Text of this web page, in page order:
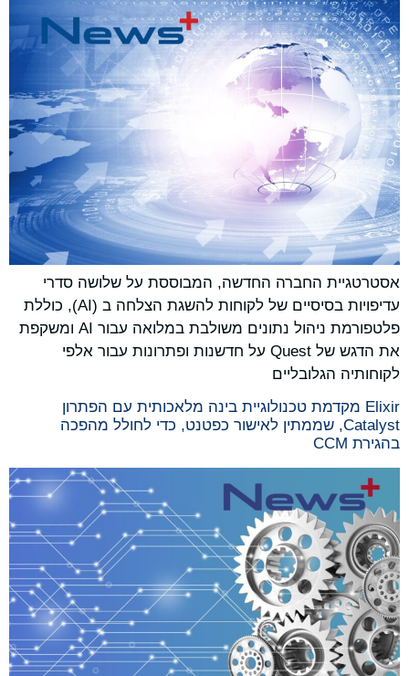
אסטרטגיית החברה החדשה, המבוססת על שלושה סדרי
עדיפויות בסיסיים של לקוחות להשגת הצלחה ב (AI), כוללת
פלטפורמת ניהול נתונים משולבת במלואה עבור AI ומשקפת
את הדגש של Quest על חדשנות ופתרונות עבור אלפי
לקוחותיה הגלובליים
Elixir מקדמת טכנולוגיית בינה מלאכותית עם הפתרון
Catalyst, שממתין לאישור כפטנט, כדי לחולל מהפכה
בהגירת CCM